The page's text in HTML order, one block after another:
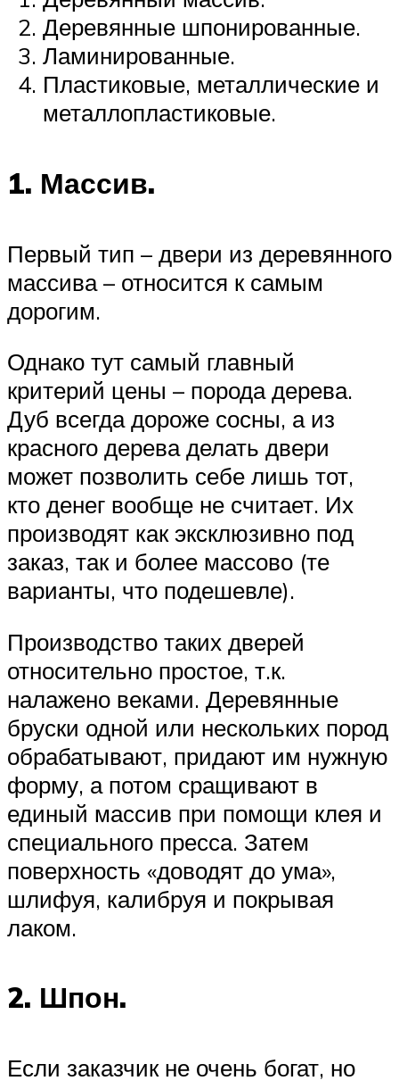
Деревянные шпонированные.
Ламинированные.
Пластиковые, металлические и
металлопластиковые.
1. Массив.
Первый тип – двери из деревянного
массива – относится к самым
дорогим.
Однако тут самый главный
критерий цены – порода дерева.
Дуб всегда дороже сосны, а из
красного дерева делать двери
может позволить себе лишь тот,
кто денег вообще не считает. Их
производят как эксклюзивно под
заказ, так и более массово (те
варианты, что подешевле).
Производство таких дверей
относительно простое, т.к.
налажено веками. Деревянные
бруски одной или нескольких пород
обрабатывают, придают им нужную
форму, а потом сращивают в
единый массив при помощи клея и
специального пресса. Затем
поверхность «доводят до ума»,
шлифуя, калибруя и покрывая
лаком.
2. Шпон.
Если заказчик не очень богат, но